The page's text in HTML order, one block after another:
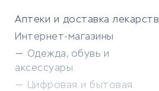
Аптеки и доставка лекарств
Интернет-магазины
Одежда, обувь и
аксессуары
Цифровая и бытовая